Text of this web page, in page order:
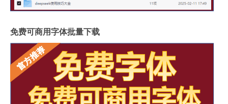
免费可商用字体批量下载